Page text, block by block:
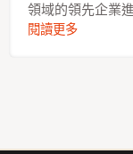
領域的領先企業
閱讀更多